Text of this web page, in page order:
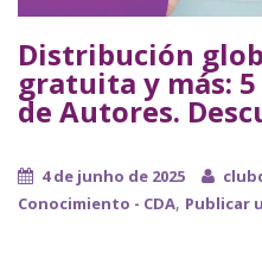
Distribución
gratuita y más:
de Autores.
4 de junho de 2025
Conocimiento - CDA, Publicar